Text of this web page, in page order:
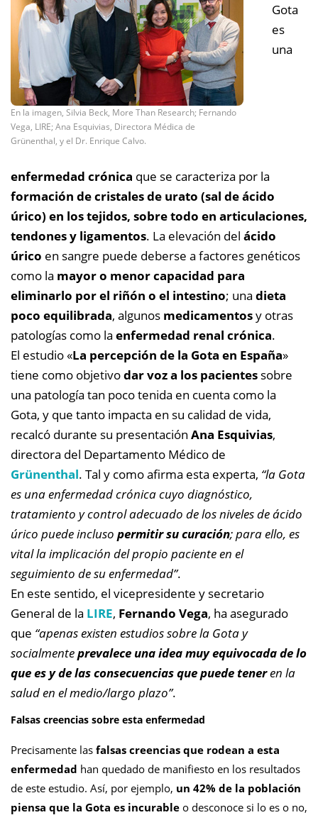
En la imagen, Silvia Beck, More Than Research; Fernando
Vega, LIRE; Ana Esquivias, Directora Médica de
Grünenthal, y el Dr. Enrique Calvo.
Gota
es
una
enfermedad crónica que se caracteriza por la
formación de cristales de urato (sal de ácido
úrico) en los tejidos, sobre todo en articulaciones,
tendones y ligamentos. La elevación del ácido
úrico en sangre puede deberse a factores genéticos
como la mayor o menor capacidad para
eliminarlo por el riñón o el intestino; una dieta
poco equilibrada, algunos medicamentosy otras
patologías como la enfermedad renal crónica.
El estudio «La percepción de la Gota en España»
tiene como objetivodar voz a los pacientes sobre
una patología tan poco tenida en cuenta como la
Gota, y que tanto impacta en su calidad de vida,
recalcó durante su presentación Ana Esquivias,
directora del Departamento Médico de
Grünenthal. Tal y como afirma esta experta, “la Gota
es una enfermedad crónica cuyo diagnóstico,
tratamiento y control adecuado de los niveles de ácido
úrico puede incluso permitir su curación; para ello, es
vital la implicación del propio paciente en el
seguimiento de su enfermedad”.
En este sentido, el vicepresidente y secretario
General de la LIRE, Fernando Vega, ha asegurado
que “apenas existen estudios sobre la Gota y
socialmenteprevalece una idea muy equivocada de lo
que es y de las consecuencias que puede teneren la
salud en el medio/largo plazo”.
Falsas creencias sobre esta enfermedad
Precisamente las falsas creencias que rodean a esta
enfermedad han quedado de manifiesto en los resultados
de este estudio. Así, por ejemplo, un 42% de la población
piensa que la Gota es incurable o desconoce si lo es o no,